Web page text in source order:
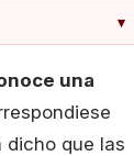
▾
una
dicho que las